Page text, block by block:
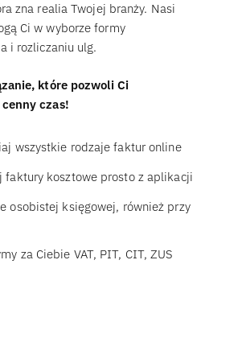
zna realia Twojej branży. Nasi
Ci w wyborze formy
i rozliczaniu ulg.
które pozwoli Ci
czas!
wszystkie rodzaje faktur online
faktury kosztowe prosto z aplikacji
osobistej księgowej, również przy
za Ciebie VAT, PIT, CIT, ZUS